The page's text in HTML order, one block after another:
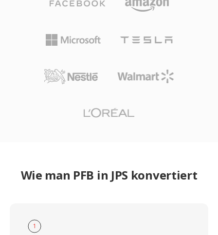
Wie man PFB in JPS konvertiert
1